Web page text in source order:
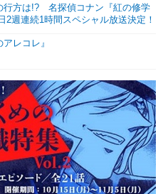
行方は!? 名探偵コナン『紅の修学
2週連続1時間スペシャル放送決定！
レコレ』